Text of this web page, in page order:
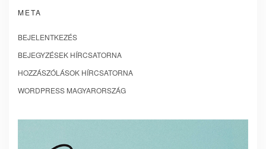
META
BEJELENTKEZÉS
BEJEGYZÉSEK HÍRCSATORNA
HOZZÁSZÓLÁSOK HÍRCSATORNA
WORDPRESS MAGYARORSZÁG